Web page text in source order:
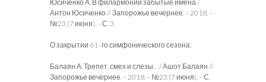
Юсиченко А. В филармонии забытые имена /
Антон Юсиченко // Запорожье вечернее. – 2018. –
№23 (7 июня). – С. 3.
О закрытии 61- го симфонического сезона.
Балаян А. Трепет, смех и слезы… / Ашот Балаян //
Запорожье вечернее. – 2018. – №23 (7 июня). – С.